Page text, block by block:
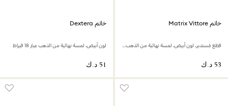
خاتم Matrix Vittore
قطع مُستدير، لون أبيض، لمسة نهائية من الذهب عيار 18 قيراط
خاتم Dextera
لون أبيض، لمسة نهائية من الذهب عيار 18 قيراط